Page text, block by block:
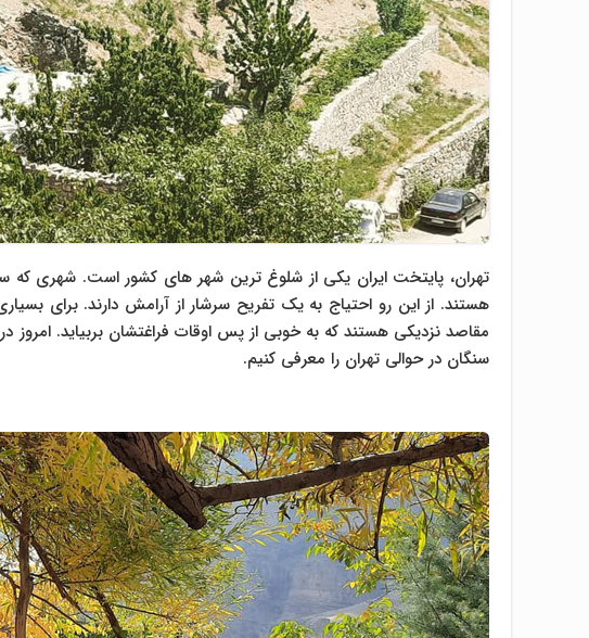
تهران، پایتخت ایران یکی از شلوغ ترین شهر های کشور است. شهری که
هستند. از این رو احتیاج به یک تفریح سرشار از آرامش دارند. برای
مقاصد نزدیکی هستند که به خوبی از پس اوقات فراغتشان بربیاید. امروز در
سنگان در حوالی تهران را معرفی کنیم.